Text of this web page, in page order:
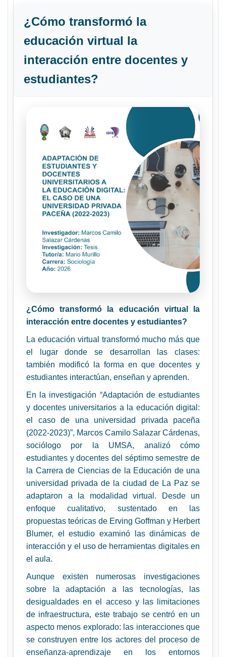
¿Cómo transformó la
educación virtual la
interacción entre docentes y
estudiantes?
¿Cómo transformó la educación virtual la
interacción entre docentes y estudiantes?
La educación virtual transformó mucho más que
el lugar donde se desarrollan las clases:
también modificó la forma en que docentes y
estudiantes interactúan, enseñan y aprenden.
En la investigación “Adaptación de estudiantes
y docentes universitarios a la educación digital:
el caso de una universidad privada paceña
(2022-2023)”, Marcos Camilo Salazar Cárdenas,
sociólogo por la UMSA, analizó cómo
estudiantes y docentes del séptimo semestre de
la Carrera de Ciencias de la Educación de una
universidad privada de la ciudad de La Paz se
adaptaron a la modalidad virtual. Desde un
enfoque cualitativo, sustentado en las
propuestas teóricas de Erving Goffman y Herbert
Blumer, el estudio examinó las dinámicas de
interacción y el uso de herramientas digitales en
el aula.
Aunque existen numerosas investigaciones
sobre la adaptación a las tecnologías, las
desigualdades en el acceso y las limitaciones
de infraestructura, este trabajo se centró en un
aspecto menos explorado: las interacciones que
se construyen entre los actores del proceso de
enseñanza-aprendizaje en los entornos